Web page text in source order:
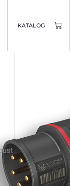
KATALOG